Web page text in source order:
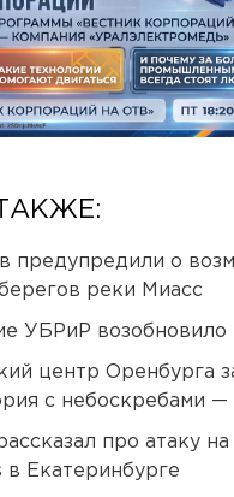
предупредили о
реки Миасс
УБРиР возобновило
центр Оренбурга
с небоскребами —
про атаку на
Екатеринбурге